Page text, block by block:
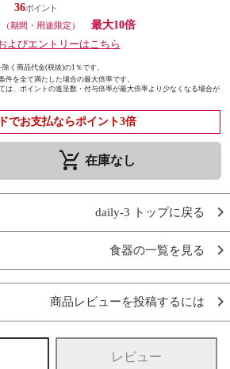
36
（期間・用途限定）
最大10倍
よびエントリーはこちら
く商品代金(税抜)の1％です。
件を全て満たした場合の最大倍率です。
は、ポイントの進呈数・付与倍率が最大倍率より少なくなる場合が
でお支払ならポイント3倍
remove_shopping_cart 在庫なし
daily-3 トップに戻る
食器の一覧を見る
商品レビューを投稿するには
レビュー